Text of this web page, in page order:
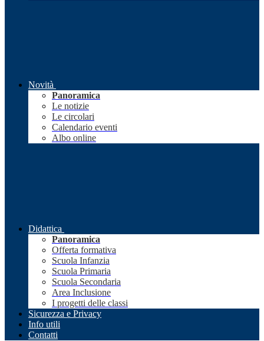
Novità
Panoramica
Le notizie
Le circolari
Calendario eventi
Albo online
Didattica
Panoramica
Offerta formativa
Scuola Infanzia
Scuola Primaria
Scuola Secondaria
Area Inclusione
I progetti delle classi
Sicurezza e Privacy
Info utili
Contatti